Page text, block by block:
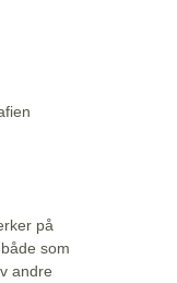
på
som
andre